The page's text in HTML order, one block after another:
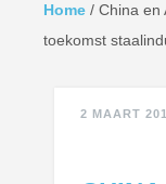
Home / China en
toekomst
2 MAART